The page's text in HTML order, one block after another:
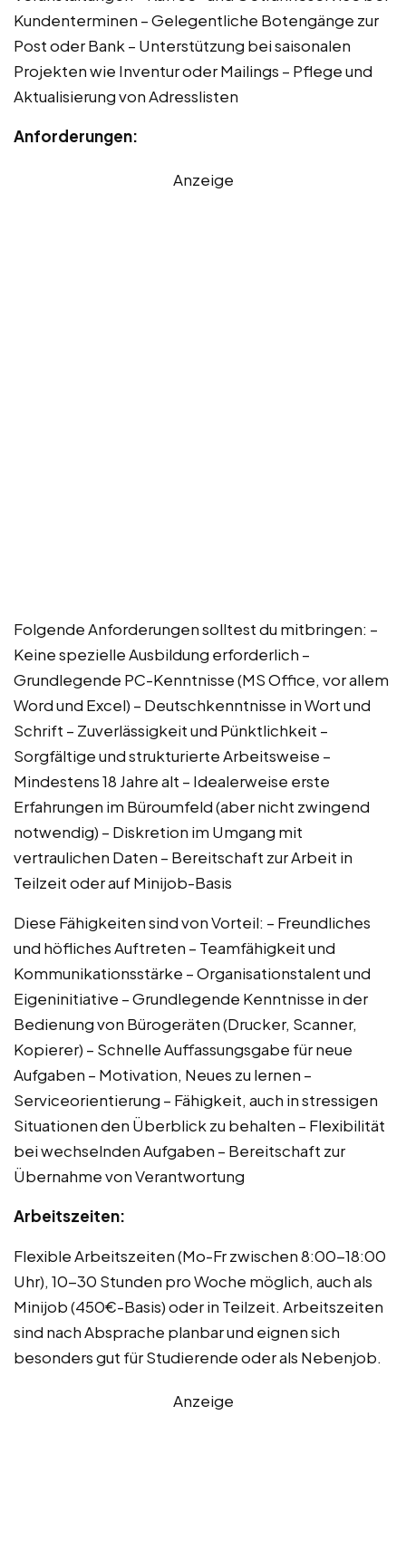
Kundenterminen – Gelegentliche Botengänge zur
Post oder Bank – Unterstützung bei saisonalen
Projekten wie Inventur oder Mailings – Pflege und
Aktualisierung von Adresslisten
Anforderungen:
Anzeige
Folgende Anforderungen solltest du mitbringen: –
Keine spezielle Ausbildung erforderlich –
Grundlegende PC-Kenntnisse (MS Office, vor allem
Word und Excel) – Deutschkenntnisse in Wort und
Schrift – Zuverlässigkeit und Pünktlichkeit –
Sorgfältige und strukturierte Arbeitsweise –
Mindestens 18 Jahre alt – Idealerweise erste
Erfahrungen im Büroumfeld (aber nicht zwingend
notwendig) – Diskretion im Umgang mit
vertraulichen Daten – Bereitschaft zur Arbeit in
Teilzeit oder auf Minijob-Basis
Diese Fähigkeiten sind von Vorteil: – Freundliches
und höfliches Auftreten – Teamfähigkeit und
Kommunikationsstärke – Organisationstalent und
Eigeninitiative – Grundlegende Kenntnisse in der
Bedienung von Bürogeräten (Drucker, Scanner,
Kopierer) – Schnelle Auffassungsgabe für neue
Aufgaben – Motivation, Neues zu lernen –
Serviceorientierung – Fähigkeit, auch in stressigen
Situationen den Überblick zu behalten – Flexibilität
bei wechselnden Aufgaben – Bereitschaft zur
Übernahme von Verantwortung
Arbeitszeiten:
Flexible Arbeitszeiten (Mo-Fr zwischen 8:00-18:00
Uhr), 10-30 Stunden pro Woche möglich, auch als
Minijob (450€-Basis) oder in Teilzeit. Arbeitszeiten
sind nach Absprache planbar und eignen sich
besonders gut für Studierende oder als Nebenjob.
Anzeige